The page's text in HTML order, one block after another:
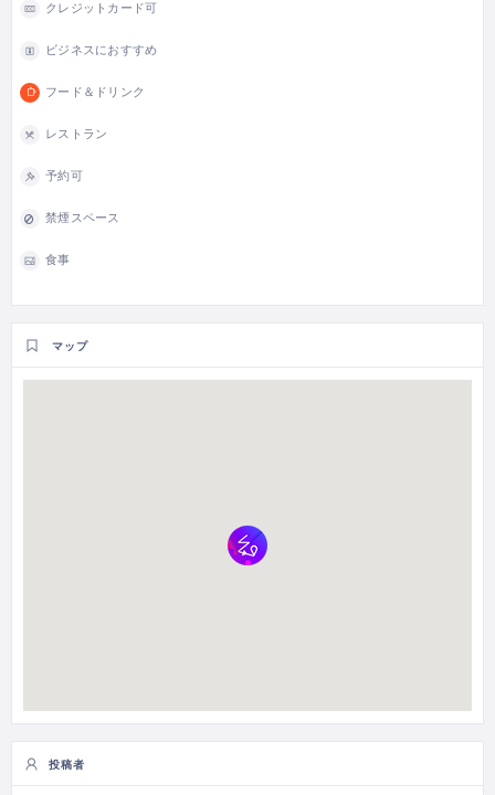
クレジットカード可
ビジネスにおすすめ
フード＆ドリンク
レストラン
予約可
禁煙スペース
食事
マップ
投稿者